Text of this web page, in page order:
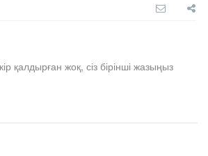
қалдырған жоқ, сіз бірінші жазыңыз